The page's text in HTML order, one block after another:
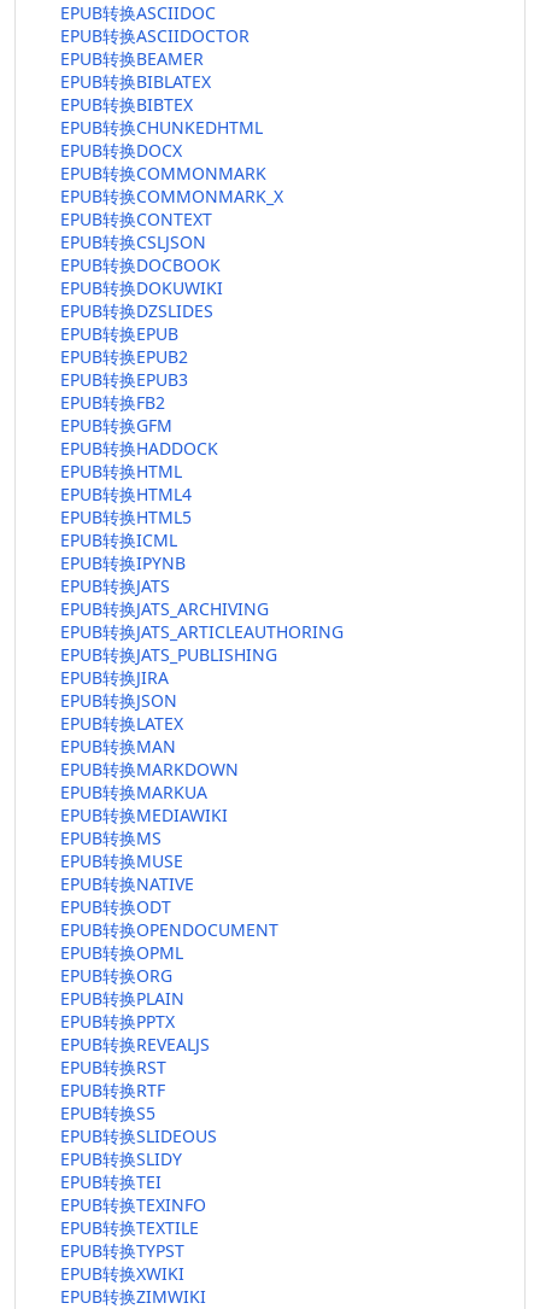
EPUB转换ASCIIDOC
EPUB转换ASCIIDOCTOR
EPUB转换BEAMER
EPUB转换BIBLATEX
EPUB转换BIBTEX
EPUB转换CHUNKEDHTML
EPUB转换DOCX
EPUB转换COMMONMARK
EPUB转换COMMONMARK_X
EPUB转换CONTEXT
EPUB转换CSLJSON
EPUB转换DOCBOOK
EPUB转换DOKUWIKI
EPUB转换DZSLIDES
EPUB转换EPUB
EPUB转换EPUB2
EPUB转换EPUB3
EPUB转换FB2
EPUB转换GFM
EPUB转换HADDOCK
EPUB转换HTML
EPUB转换HTML4
EPUB转换HTML5
EPUB转换ICML
EPUB转换IPYNB
EPUB转换JATS
EPUB转换JATS_ARCHIVING
EPUB转换JATS_ARTICLEAUTHORING
EPUB转换JATS_PUBLISHING
EPUB转换JIRA
EPUB转换JSON
EPUB转换LATEX
EPUB转换MAN
EPUB转换MARKDOWN
EPUB转换MARKUA
EPUB转换MEDIAWIKI
EPUB转换MS
EPUB转换MUSE
EPUB转换NATIVE
EPUB转换ODT
EPUB转换OPENDOCUMENT
EPUB转换OPML
EPUB转换ORG
EPUB转换PLAIN
EPUB转换PPTX
EPUB转换REVEALJS
EPUB转换RST
EPUB转换RTF
EPUB转换S5
EPUB转换SLIDEOUS
EPUB转换SLIDY
EPUB转换TEI
EPUB转换TEXINFO
EPUB转换TEXTILE
EPUB转换TYPST
EPUB转换XWIKI
EPUB转换ZIMWIKI